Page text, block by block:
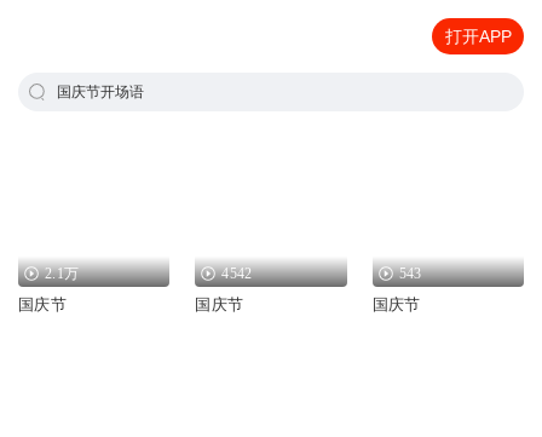
打开APP
国庆节开场语
2.1万
国庆节
4542
国庆节
543
国庆节